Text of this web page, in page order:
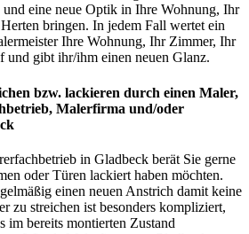
und eine neue Optik in Ihre Wohnung, Ihr
bringen. In jedem Fall wertet ein
Ihre Wohnung, Ihr Zimmer, Ihr
und gibt ihr/ihm einen neuen Glanz.
bzw. lackieren durch einen Maler,
Malerfirma und/oder
in Gladbeck berät Sie gerne
oder Türen lackiert haben möchten.
einen neuen Anstrich damit keine
zu streichen ist besonders kompliziert,
im bereits montierten Zustand